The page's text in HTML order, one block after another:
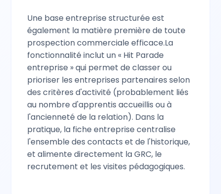
Une base entreprise structurée est
également la matière première de toute
prospection commerciale efficace.La
fonctionnalité inclut un « Hit Parade
entreprise » qui permet de classer ou
prioriser les entreprises partenaires selon
des critères d'activité (probablement liés
au nombre d'apprentis accueillis ou à
l'ancienneté de la relation). Dans la
pratique, la fiche entreprise centralise
l'ensemble des contacts et de l'historique,
et alimente directement la GRC, le
recrutement et les visites pédagogiques.